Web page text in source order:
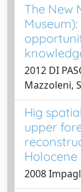
The New
2012 DI
Mazzoleni,
Hig
upper
2008